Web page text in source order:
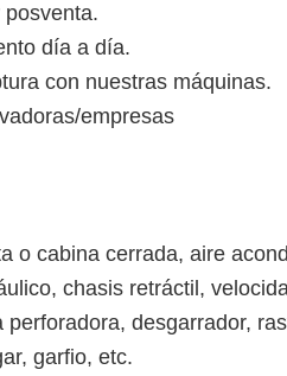
día a día.
con nuestras máquinas.
empresas
o cabina cerrada, aire
chasis retráctil,
desgarrador,
garfio, etc.